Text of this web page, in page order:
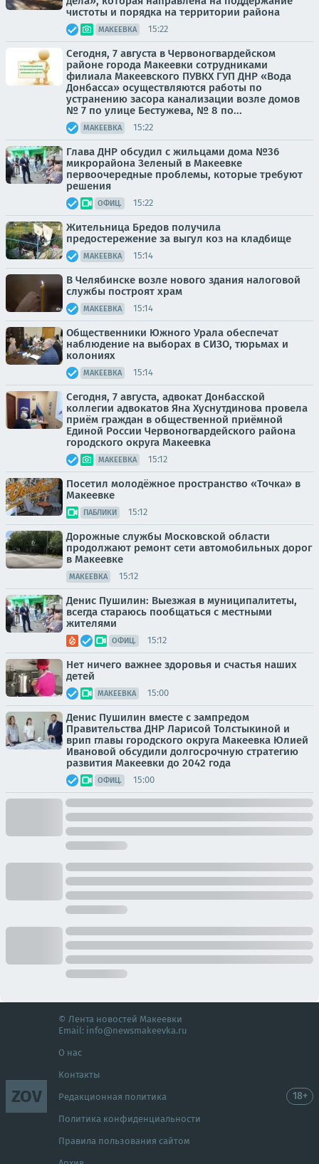
чистоты и порядка на территории района
МАКЕЕВКА 15:22
Сегодня, 7 августа в Червоногвардейском
районе города Макеевки сотрудниками
филиала Макеевского ПУВКХ ГУП ДНР «Вода
Донбасса» осуществляются работы по
устранению засора канализации возле домов
№ 7 по улице Бестужева, № 8 по...
МАКЕЕВКА 15:22
Глава ДНР обсудил с жильцами дома №36
микрорайона Зеленый в Макеевке
первоочередные проблемы, которые требуют
решения
ОФИЦ. 15:22
Жительница Бредов получила
предостережение за выгул коз на кладбище
МАКЕЕВКА 15:14
В Челябинске возле нового здания налоговой
службы построят храм
МАКЕЕВКА 15:14
Общественники Южного Урала обеспечат
наблюдение на выборах в СИЗО, тюрьмах и
колониях
МАКЕЕВКА 15:14
Сегодня, 7 августа, адвокат Донбасской
коллегии адвокатов Яна Хуснутдинова провела
приём граждан в общественной приёмной
Единой России Червоногвардейского района
городского округа Макеевка
МАКЕЕВКА 15:12
Посетил молодёжное пространство «Точка» в
Макеевке
ПАБЛИКИ 15:12
Дорожные службы Московской области
продолжают ремонт сети автомобильных дорог
в Макеевке
МАКЕЕВКА 15:12
Денис Пушилин: Выезжая в муниципалитеты,
всегда стараюсь пообщаться с местными
жителями
ОФИЦ. 15:12
Нет ничего важнее здоровья и счастья наших
детей
МАКЕЕВКА 15:00
Денис Пушилин вместе с зампредом
Правительства ДНР Ларисой Толстыкиной и
врип главы городского округа Макеевка Юлией
Ивановой обсудили долгосрочную стратегию
развития Макеевки до 2042 года
ОФИЦ. 15:00
ZOV
© Лента новостей Макеевки
Email: info@newsmakeevka.ru
О нас
Контакты
Редакционная политика
Политика конфиденциальности
Правила пользования сайтом
18+